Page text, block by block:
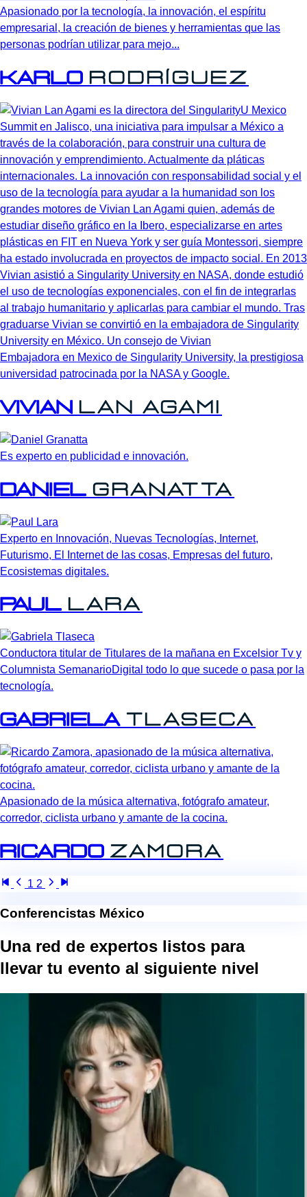
Apasionado por la tecnología, la innovación, el espíritu
empresarial, la creación de bienes y herramientas que las
personas podrían utilizar para mejo...
Karlo Rodríguez
Embajadora en Mexico de Singularity University, la prestigiosa
universidad patrocinada por la NASA y Google.
Vivian Lan Agami
Es experto en publicidad e innovación.
Daniel Granatta
Experto en Innovación, Nuevas Tecnologías, Internet,
Futurismo, El Internet de las cosas, Empresas del futuro,
Ecosistemas digitales.
Paul Lara
Conductora titular de Titulares de la mañana en Excelsior Tv y
Columnista SemanarioDigital todo lo que sucede o pasa por la
tecnología.
Gabriela Tlaseca
Apasionado de la música alternativa, fotógrafo amateur,
corredor, ciclista urbano y amante de la cocina.
Ricardo Zamora
1 2
Conferencistas México
Una red de expertos listos para
llevar tu evento al siguiente nivel